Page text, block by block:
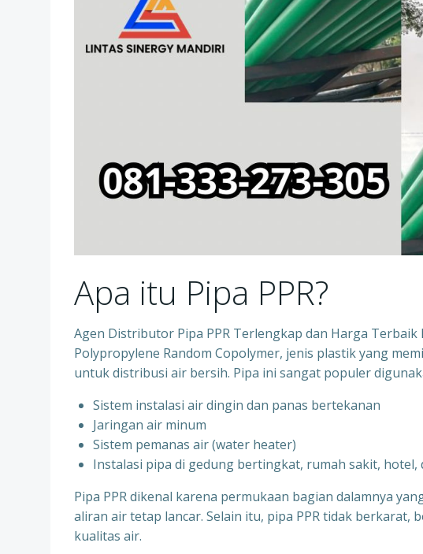
Apa itu Pipa PPR?
Agen Distributor Pipa PPR Terlengkap dan Harga Terbaik
Polypropylene Random Copolymer, jenis plastik yang
untuk distribusi air bersih. Pipa ini sangat populer
Sistem instalasi air dingin dan panas bertekanan
⁠Jaringan air minum
⁠Sistem pemanas air (water heater)
⁠Instalasi pipa di gedung bertingkat, rumah sakit,
Pipa PPR dikenal karena permukaan bagian dalamnya
aliran air tetap lancar. Selain itu, pipa PPR tidak berkarat,
kualitas air.